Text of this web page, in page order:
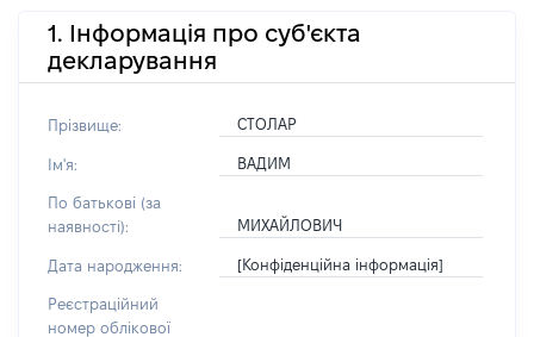
1. Інформація про суб'єкта
декларування
Прізвище: СТОЛАР
Ім'я: ВАДИМ
По батькові (за
наявності):
МИХАЙЛОВИЧ
Дата народження: [Конфіденційна інформація]
Реєстраційний
номер облікової